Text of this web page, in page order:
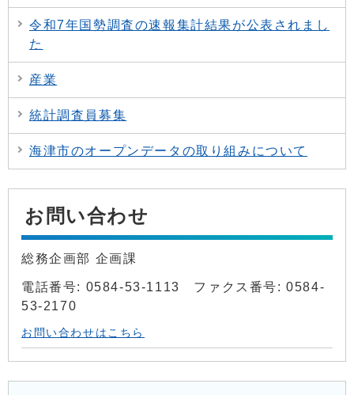
令和7年国勢調査の速報集計結果が公表されまし
た
産業
統計調査員募集
海津市のオープンデータの取り組みについて
お問い合わせ
総務企画部 企画課
電話番号: 0584-53-1113 ファクス番号: 0584-
53-2170
お問い合わせはこちら